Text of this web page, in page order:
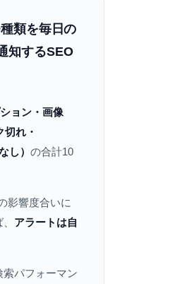
類を毎日の
知するSEO
ョン・画像
れ・
し） の合計10
影響度合いに
アラートは自
索パフォーマン